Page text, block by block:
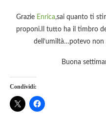
Grazie Enrica,sai quanto ti
proponi.Il tutto ha il timbro
dell’umiltà…potevo non
Buona
Condividi: